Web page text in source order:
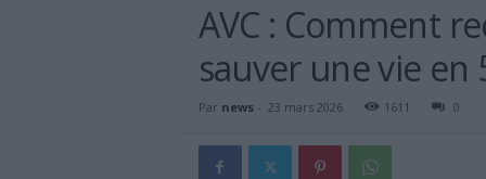
AVC : Comment
sauver une vie en
Par news- 23 mars 2026 1611 0